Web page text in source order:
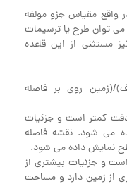
مقیاس جزو مولفه
توان طرح یا ترسیمات
مستثنی از این قاعده
(زمین روی بر فاصله
کمتر است و جزئیات
می شود. نقشه فاصله
نمایش داده می شود.
و جزئیات بیشتری از
از زمین دارد و مساحت